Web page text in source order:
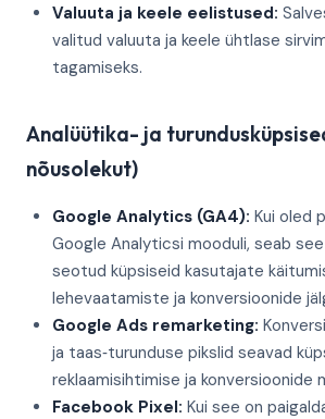
Valuuta ja keele eelistused:
valitud valuuta ja keele ühtlase
tagamiseks.
Analüütika- ja
nõusolekut)
Google Analytics (GA4): Kui oled
Google Analyticsi mooduli, seab see
seotud küpsiseid kasutajate
lehevaatamiste ja konversioonide
Google Ads remarketing:
ja taas‑turunduse pikslid seavad
reklaamisihtimise ja konversioonide
Facebook Pixel: Kui see on